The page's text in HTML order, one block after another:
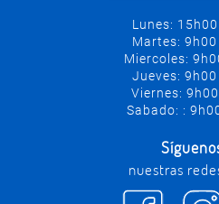
Lunes:
Martes:
Miercoles:
Jueves:
Viernes:
Sabado: :
nuestras